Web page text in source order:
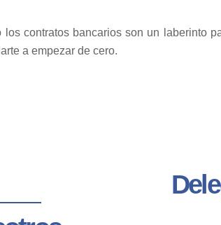
contratos bancarios son un laberinto
a empezar de cero.